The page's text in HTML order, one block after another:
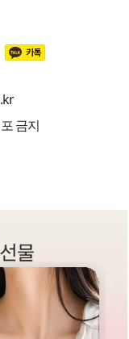
금지